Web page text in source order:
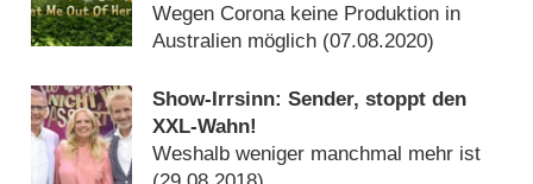
Burgruinencamp im eigenen Land
Wegen Corona keine Produktion in
Australien möglich (07.08.2020)
Show-Irrsinn: Sender, stoppt den
XXL-Wahn!
Weshalb weniger manchmal mehr ist